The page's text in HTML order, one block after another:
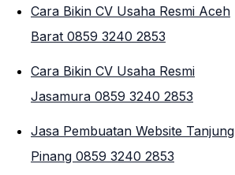
Cara Bikin CV Usaha Resmi Aceh
Barat 0859 3240 2853
Cara Bikin CV Usaha Resmi
Jasamura 0859 3240 2853
Jasa Pembuatan Website Tanjung
Pinang 0859 3240 2853